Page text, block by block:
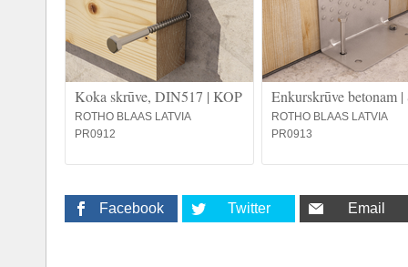
Koka skrūve, DIN517 | KOP
ROTHO BLAAS LATVIA
PR0912
Enkurskrūve betonam
ROTHO BLAAS LATVIA
PR0913
Facebook Twitter Email